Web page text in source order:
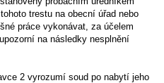
trestu na obecní úřad nebo
práce vykonávat, za účelem
na následky nesplnění
2 vyrozumí soud po nabytí jeho